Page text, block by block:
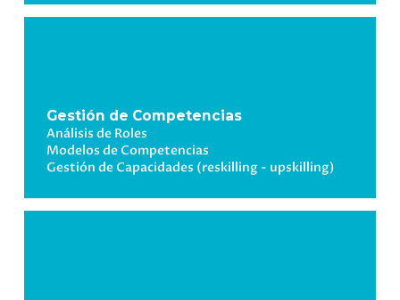
Gestión de Competencias
Análisis de Roles
Modelos de Competencias
Gestión de Capacidades (reskilling- upskilling)